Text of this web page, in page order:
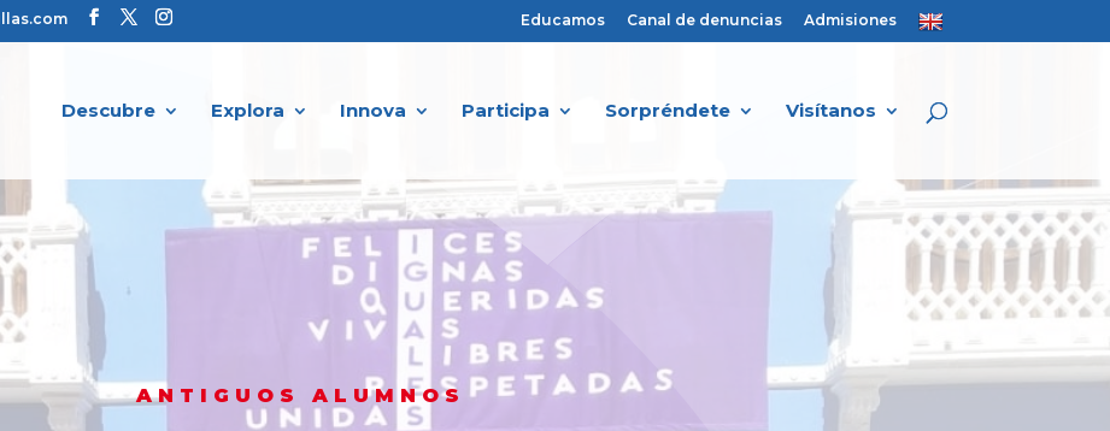
Educamos Canal de denuncias Admisiones
Descubre Explora Innova Participa Sorpréndete Visítanos
ANTIGUOS ALUMNOS